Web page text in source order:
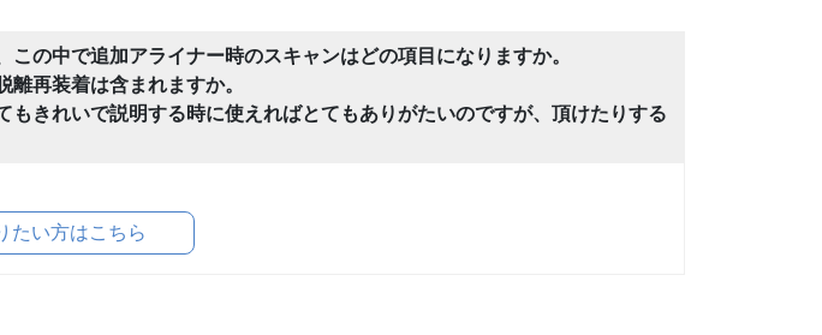
の中で追加アライナー時のスキャンはどの項目になりますか。
再装着は含まれますか。
きれいで説明する時に使えればとてもありがたいのですが、頂けたりする
たい方はこちら